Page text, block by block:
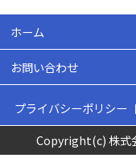
ホーム
お問い合わせ
プライバシーポリシー
Copyright(c) 株式